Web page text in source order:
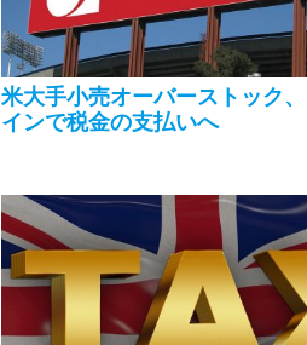
米大手小売オーバーストック
インで税金の支払いへ